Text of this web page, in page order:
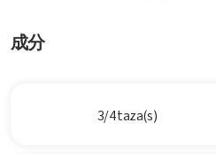
成分
3/4 taza(s)